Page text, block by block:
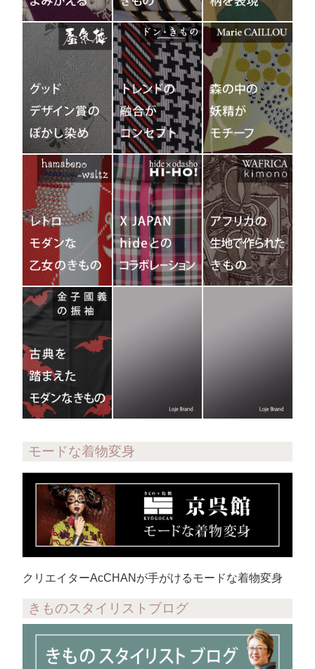
モードな着物変身
クリエイターAcCHANが手がけるモードな着物変身
きものスタイリストブログ